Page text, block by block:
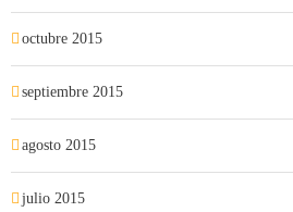
octubre 2015
septiembre 2015
agosto 2015
julio 2015